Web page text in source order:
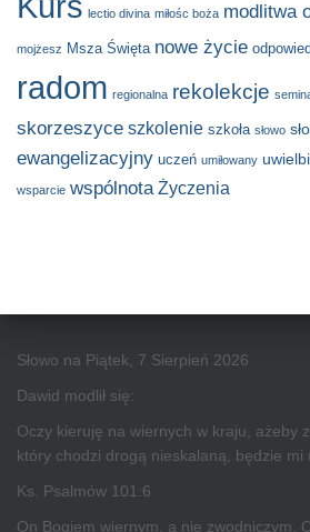
lectio divina miłośc boża modlitwa
mojżesz Msza Święta nowe życie
radom regionalna rekolekcje
skorzeszyce szkolenie szkoła słowo
ewangelizacyjny uczeń umiłowany
wsparcie wspólnota Życzenia
Słowo na Piątek, 7 Sierpień 2026
Dawid modlił się:
Oczy kieruję na wiernych w kraju, ażeby
który chodzi drogą nieskalaną, będzie mi
Ks. Psalmów 101:6
On Bogiem wiernym, a nie zwodniczym,